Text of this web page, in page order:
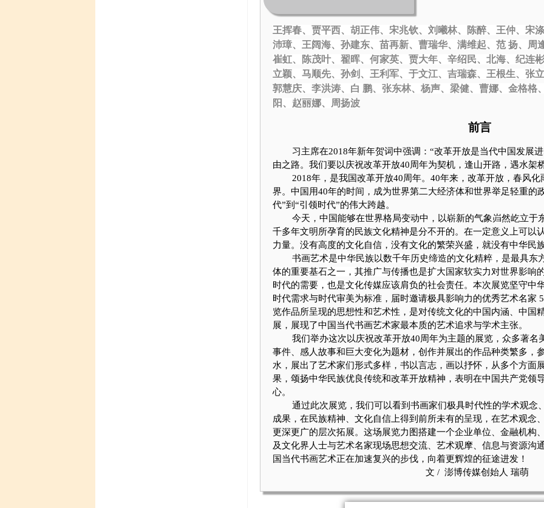
王挥春、贾平西、胡正伟、宋兆钦、刘曦林、陈醉、王仲、宋
沛璋、王阔海、孙建东、苗再新、曹瑞华、满维起、范 扬、周
崔虹、陈茂叶、翟晖、何家英、贾大年、辛绍民、北海、纪连
立颖、马顺先、孙剑、王利军、 于文江、 吉瑞森、王根生、张
郭慧庆、李洪涛、白 鹏、张东林、杨声、梁健、曹娜、金格格
阳、 赵丽娜、 周扬波
前言
习主席在2018年新年贺词中强调：“改革开放是当代中国发展
由之路。我们要以庆祝改革开放40周年为契机，逢山开路，遇水架
2018年，是我国改革开放40周年。 40年来，改革开放，春风
界。中国用40年的时间，成为世界第二大经济体和世界举足轻重的
代”到“引领时代”的伟大跨越。
今天，中国能够在世界格局变动中，以崭新的气象岿然屹立于
千多年文明所孕育的民族文化精神是分不开的。在一定意义上可以
力量。没有高度的文化自信，没有文化的繁荣兴盛，就没有中华民
书画艺术是中华民族以数千年历史缔造的文化精粹，是最具东
体的重要基石之一，其推广与传播也是扩大国家软实力对世界影响
时代的需要，也是文化传媒应该肩负的社会责任。 本次展览坚守中
时代需求与时代审美为标准，届时邀请极具影响力的优秀艺术名家
览作品所呈现的思想性和艺术性，是对传统文化的中国内涵、中国
展，展现了中国当代书画艺术家最本质的艺术追求与学术主张。
我们举办这次以庆祝改革开放40周年为主题的展览，众多著名
事件、感人故事和巨大变化为题材，创作并展出的作品种类繁多，
水，展出了艺术家们形式多样，书以言志，画以抒怀，从多个方面
果，颂扬中华民族优良传统和改革开放精神，表明在中国共产党领
心。
通过此次展览，我们可以看到书画家们极具时代性的学术观念
成果，在民族精神、文化自信上得到前所未有的呈现，在艺术观念
更深更广的层次拓展。这场展览力图搭建一个企业单位、金融机构
及文化界人士与艺术名家现场思想交流、艺术观摩、信息与资源沟
国当代书画艺术正在加速复兴的步伐，向着更辉煌的征途进发！
文 / 澎博传媒创始人 瑞萌